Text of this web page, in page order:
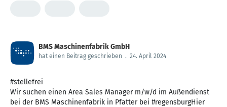
BMS Maschinenfabrik GmbH
hat einen Beitrag geschrieben . 24. April 2024
#stellefrei
Wir suchen einen Area Sales Manager m/w/d im Außendienst
bei der BMS Maschinenfabrik in Pfatter bei #regensburgHier